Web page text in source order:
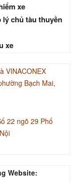
xe
lý chủ tàu thuyền
xe
VINACONEX
Bạch Mai,
22 ngõ 29 Phố
Website: